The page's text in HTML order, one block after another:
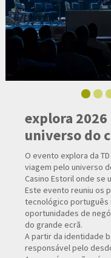
explora
universo do
O evento explora da TD
viagem pelo universo
Casino Estoril onde se
Este evento reuniu os
tecnológico português
oportunidades de
do grande ecrã.
A partir da identidade
responsável pelo